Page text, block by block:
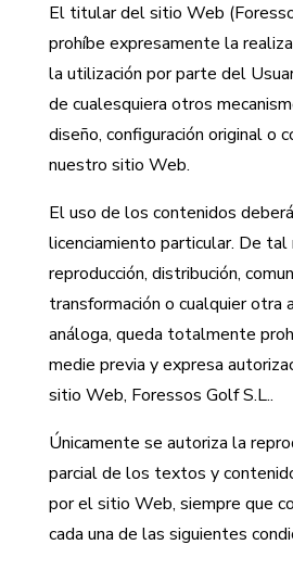
El titular del sitio Web
prohíbe expresamente la
la utilización por parte del
de cualesquiera otros
diseño, configuración original o
nuestro sitio Web.
El uso de los contenidos
licenciamiento particular. De tal
reproducción, distribución,
transformación o cualquier otra
análoga, queda totalmente
medie previa y expresa
sitio Web, Foressos Golf S.L..
Únicamente se autoriza la
parcial de los textos y
por el sitio Web, siempre que
cada una de las siguientes